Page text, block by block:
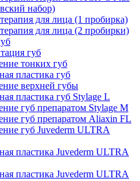
набор)
для лица (1 пробирка)
для лица (2 пробирки)
губ
тонких губ
пластика губ
верхней губы
пластика губ Stylage L
губ препаратом Stylage M
губ препаратом Aliaxin FL
губ Juvederm ULTRA
пластика Juvederm ULTRA
пластика Juvederm ULTRA